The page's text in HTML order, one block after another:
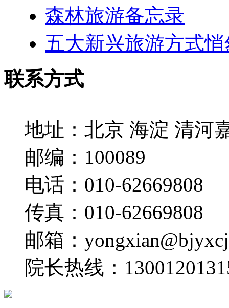
森林旅游备忘录
五大新兴旅游方式
联系方式
地址： 北京 海淀 清河
邮编： 100089
电话： 010-62669808
传真： 010-62669808
邮箱：
院长热线：